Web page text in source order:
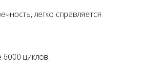
легко справляется
циклов.